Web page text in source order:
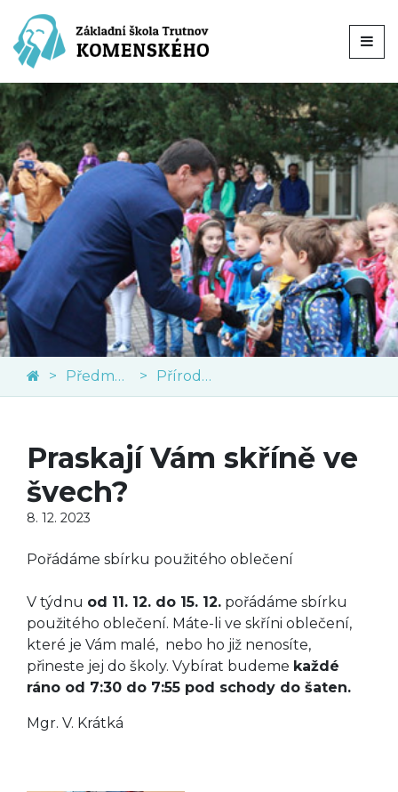
Předměty Přírodní vědy
Praskají Vám skříně ve
švech?
8. 12. 2023
Pořádáme sbírku použitého oblečení
V týdnu od 11. 12. do 15. 12. pořádáme sbírku
použitého oblečení. Máte-li ve skříni oblečení,
které je Vám malé, nebo ho již nenosíte,
přineste jej do školy. Vybírat budeme každé
ráno od 7:30 do 7:55 pod schody do šaten.
Mgr. V. Krátká